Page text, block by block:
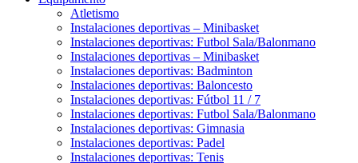
Atletismo
Instalaciones deportivas – Minibasket
Instalaciones deportivas: Futbol Sala/Balonmano
Instalaciones deportivas – Minibasket
Instalaciones deportivas: Badminton
Instalaciones deportivas: Baloncesto
Instalaciones deportivas: Fútbol 11 / 7
Instalaciones deportivas: Futbol Sala/Balonmano
Instalaciones deportivas: Gimnasia
Instalaciones deportivas: Padel
Instalaciones deportivas: Tenis